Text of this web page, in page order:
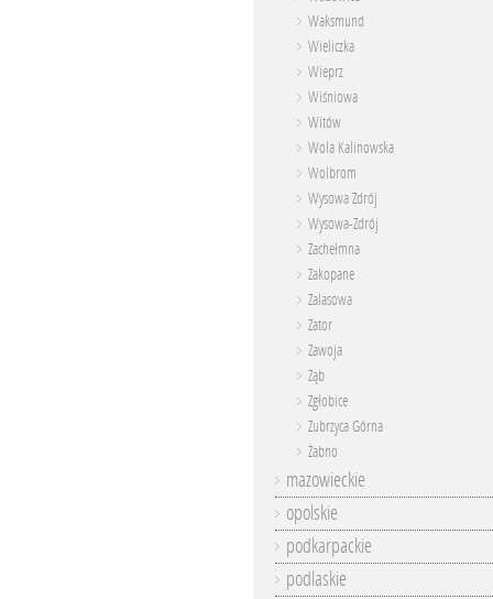
Waksmund
Wieliczka
Wieprz
Wiśniowa
Witów
Wola Kalinowska
Wolbrom
Wysowa Zdrój
Wysowa-Zdrój
Zachełmna
Zakopane
Zalasowa
Zator
Zawoja
Ząb
Zgłobice
Zubrzyca Górna
Żabno
mazowieckie
opolskie
podkarpackie
podlaskie